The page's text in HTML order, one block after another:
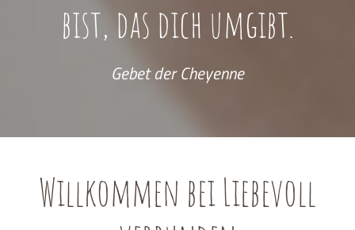
bist, das dich umgibt.
Gebet der Cheyenne
Willkommen bei Liebevoll